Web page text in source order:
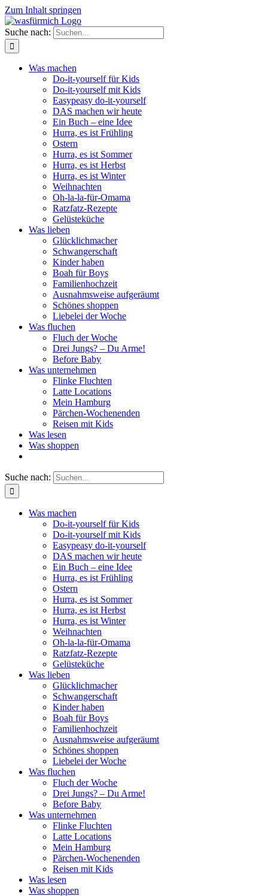
Zum Inhalt springen
Suche nach:
Was machen
Do-it-yourself für Kids
Do-it-yourself mit Kids
Easypeasy do-it-yourself
DAS machen wir heute
Ein Buch – eine Idee
Hurra, es ist Frühling
Ostern
Hurra, es ist Sommer
Hurra, es ist Herbst
Hurra, es ist Winter
Weihnachten
Oh-la-la-für-Omama
Ratzfatz-Rezepte
Gelüsteküche
Was lieben
Glücklichmacher
Schwangerschaft
Kinder haben
Boah für Boys
Familienhochzeit
Ausnahmsweise aufgeräumt
Schönes shoppen
Liebelei der Woche
Was fluchen
Fluch der Woche
Drei Jungs? – Du Arme!
Before Baby
Was unternehmen
Flinke Fluchten
Latte Locations
Mein Hamburg
Pärchen-Wochenenden
Reisen mit Kids
Was lesen
Was shoppen
Suche nach:
Was machen
Do-it-yourself für Kids
Do-it-yourself mit Kids
Easypeasy do-it-yourself
DAS machen wir heute
Ein Buch – eine Idee
Hurra, es ist Frühling
Ostern
Hurra, es ist Sommer
Hurra, es ist Herbst
Hurra, es ist Winter
Weihnachten
Oh-la-la-für-Omama
Ratzfatz-Rezepte
Gelüsteküche
Was lieben
Glücklichmacher
Schwangerschaft
Kinder haben
Boah für Boys
Familienhochzeit
Ausnahmsweise aufgeräumt
Schönes shoppen
Liebelei der Woche
Was fluchen
Fluch der Woche
Drei Jungs? – Du Arme!
Before Baby
Was unternehmen
Flinke Fluchten
Latte Locations
Mein Hamburg
Pärchen-Wochenenden
Reisen mit Kids
Was lesen
Was shoppen